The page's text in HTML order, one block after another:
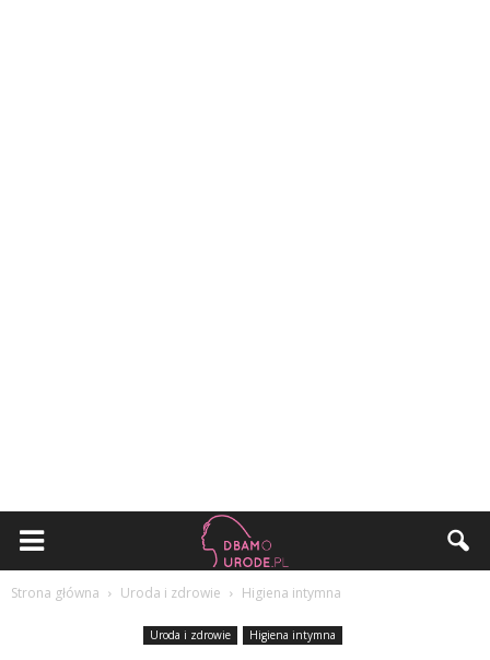
Strona główna Uroda i zdrowie Higiena intymna
Uroda i zdrowie Higiena intymna